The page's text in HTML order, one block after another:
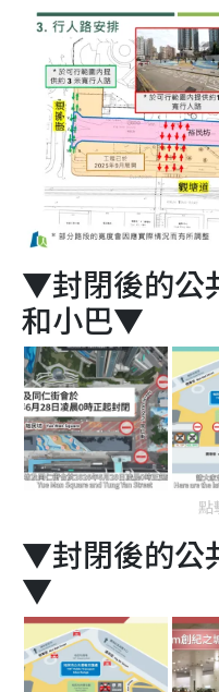
▼封閉後的公
和小巴▼
點
▼封閉後的公
▼